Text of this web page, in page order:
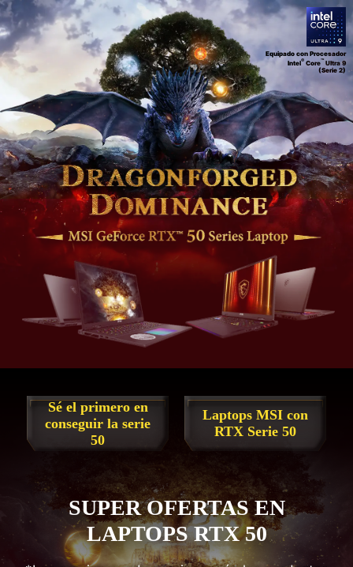
Equipado con Procesador
Intel® Core™ Ultra 9
(Serie 2)
Sé el primero en
conseguir la serie
50
Laptops MSI con
RTX Serie 50
SUPER OFERTAS EN
LAPTOPS RTX 50